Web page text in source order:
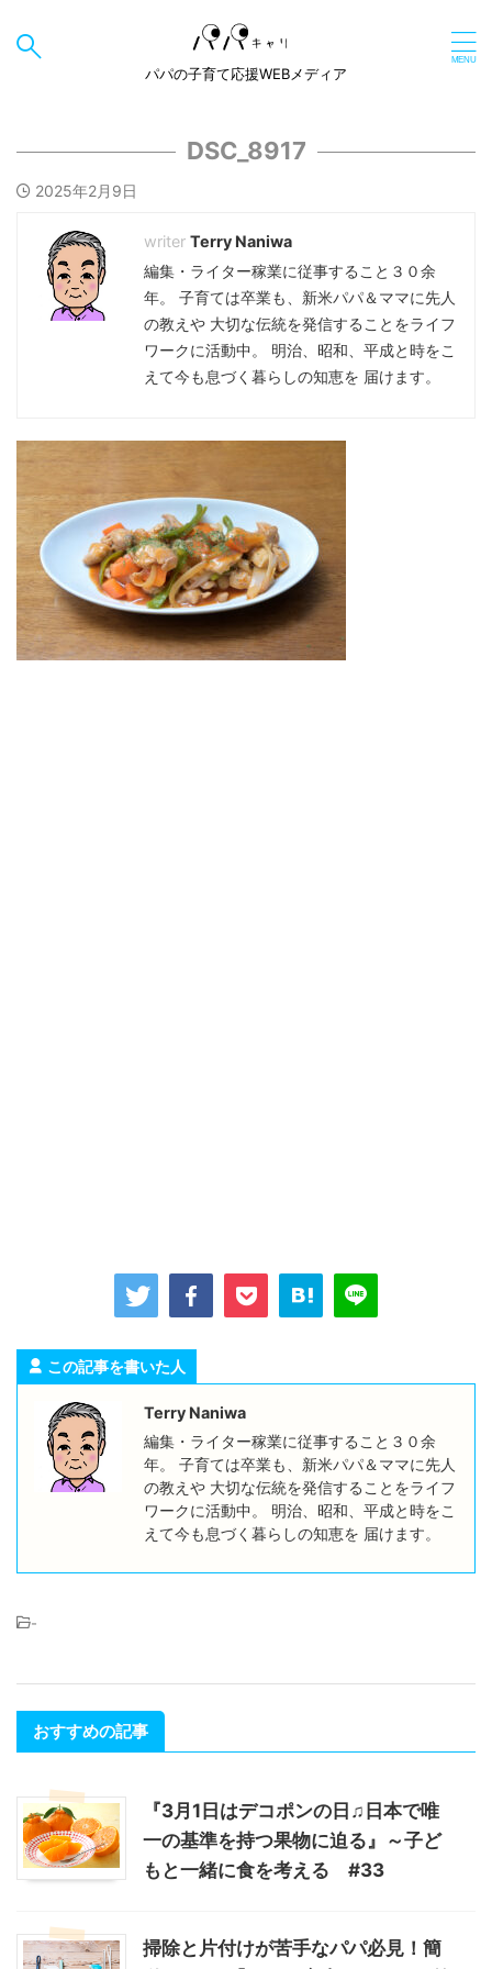
パパの子育て応援WEBメディア
DSC_8917
2025年2月9日
Terry Naniwa
編集・ライター稼業に従事すること３０余
年。 子育ては卒業も、新米パパ＆ママに先人
の教えや 大切な伝統を発信することをライフ
ワークに活動中。 明治、昭和、平成と時をこ
えて今も息づく暮らしの知恵を 届けます。
この記事を書いた人
Terry Naniwa
編集・ライター稼業に従事すること３０余
年。 子育ては卒業も、新米パパ＆ママに先人
の教えや 大切な伝統を発信することをライフ
ワークに活動中。 明治、昭和、平成と時をこ
えて今も息づく暮らしの知恵を 届けます。
-
おすすめの記事
『3月1日はデコポンの日♫日本で唯
一の基準を持つ果物に迫る』～子ど
もと一緒に食を考える #33
掃除と片付けが苦手なパパ必見！簡